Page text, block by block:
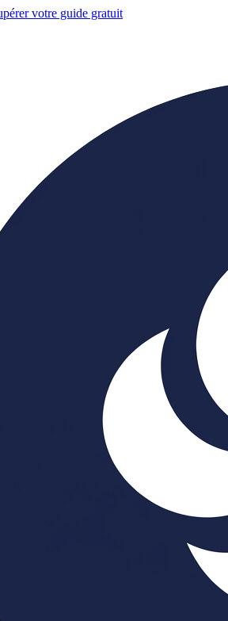
votre guide gratuit